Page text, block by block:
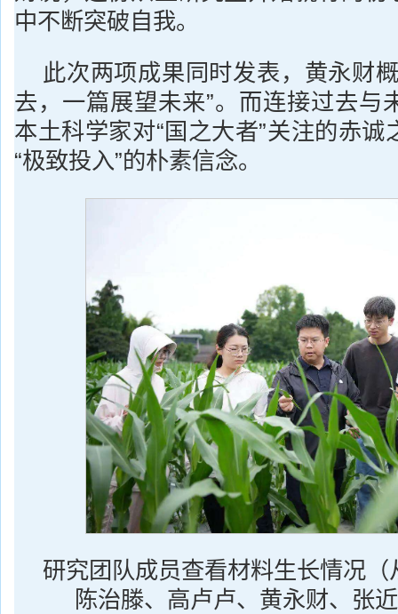
中不断突破自我。
此次两项成果同时发表，黄永财
去，一篇展望未来”。而连接过去与
本土科学家对“国之大者”关注的赤诚
“极致投入”的朴素信念。
研究团队成员查看材料生长情况
陈治滕、高卢卢、黄永财、张